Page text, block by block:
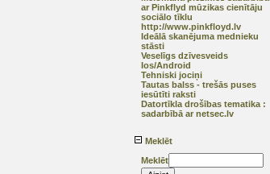
ar Pinkflyd mūzikas cienītāju
sociālo tīklu
http://www.pinkfloyd.lv
Ideālā skanējuma mednieku
stāsti
Veselīgs dzīvesveids
Ios/Android
Tehniski jociņi
Tautas balss - trešās puses
iesūtīti raksti
Datortīkla drošības tematika :
sadarbībā ar netsec.lv
Meklēt
Meklēt